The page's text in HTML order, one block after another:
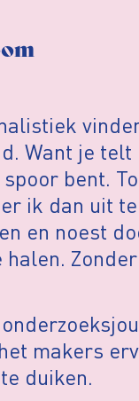
Want je telt
bent.
ik dan uit
en noest
makers
duiken.